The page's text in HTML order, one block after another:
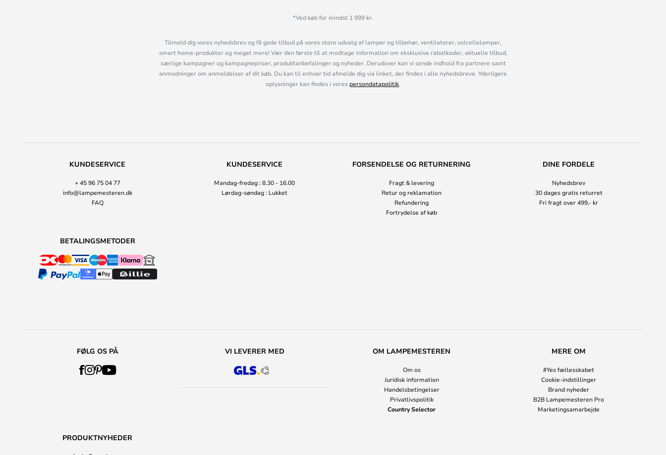
*Ved køb for mindst 1 999 kr.
Tilmeld dig vores nyhedsbrev og få gode tilbud på vores store udvalg af lamper og tilbehør, ventilatorer, solcellelamper,
smart home-produkter og meget mere! Vær den første til at modtage information om eksklusive rabatkoder, aktuelle tilbud,
særlige kampagner og kampagnepriser, produktanbefalinger og nyheder. Derudover kan vi sende indhold fra partnere samt
anmodninger om anmeldelser af dit køb. Du kan til enhver tid afmelde dig via linket, der findes i alle nyhedsbreve. Yderligere
oplysninger kan findes i vores persondatapolitik.
KUNDESERVICE
+ 45 96 75 04 77
info@lampemesteren.dk
FAQ
KUNDESERVICE
Mandag-fredag : 8.30 - 16.00
Lørdag-søndag : Lukket
FORSENDELSE OG RETURNERING
Fragt & levering
Retur og reklamation
Refundering
Fortrydelse af køb
DINE FORDELE
Nyhedsbrev
30 dages gratis returret
Fri fragt over 499,- kr
BETALINGSMETODER
FØLG OS PÅ VI LEVERER MED OM LAMPEMESTEREN
Om os
Juridisk information
Handelsbetingelser
Privatlivspolitik
Country Selector
MERE OM
#Yes fællesskabet
Cookie-indstillinger
Brand nyheder
B2B Lampemesteren Pro
Marketingsamarbejde
PRODUKTNYHEDER